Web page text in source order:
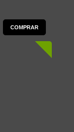
COMPRAR